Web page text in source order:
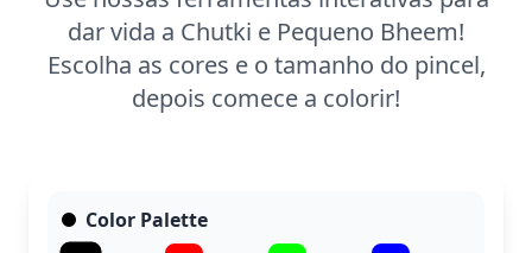
dar vida a Chutki e Pequeno Bheem!
Escolha as cores e o tamanho do pincel,
depois comece a colorir!
Color Palette